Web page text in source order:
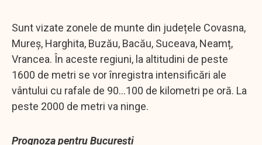
Sunt vizate zonele de munte din județele Covasna,
Mureș, Harghita, Buzău, Bacău, Suceava, Neamț,
Vrancea. În aceste regiuni, la altitudini de peste
1600 de metri se vor înregistra intensificări ale
vântului cu rafale de 90...100 de kilometri pe oră. La
peste 2000 de metri va ninge.
Prognoza pentru București